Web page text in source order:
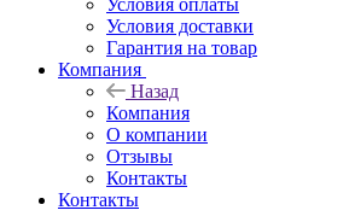
Условия оплаты
Условия доставки
Гарантия на товар
Компания
Назад
Компания
О компании
Отзывы
Контакты
Контакты